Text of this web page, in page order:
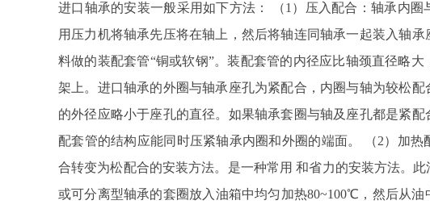
进口轴承的安装一般采用如下方法： （1）压入配合：轴承内
用压力机将轴承先压将在轴上，然后将轴连同轴承一起装入轴
料做的装配套管“铜或软钢”。装配套管的内径应比轴颈直径略
架上。进口轴承的外圈与轴承座孔为紧配合，内圈与轴为较松
的外径应略小于座孔的直径。如果轴承套圈与轴及座孔都是紧
配套管的结构应能同时压紧轴承内圈和外圈的端面。 （2）加
合转变为松配合的安装方法。是一种常用 和省力的安装方法。
或可分离型轴承的套圈放入油箱中均匀加热80~100℃，然后从